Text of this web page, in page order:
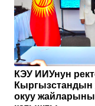
КЭУ ИИУнун
Кыргызстандын
окуу